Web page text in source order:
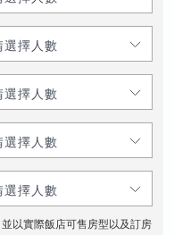
以實際飯店可售房型以及訂房